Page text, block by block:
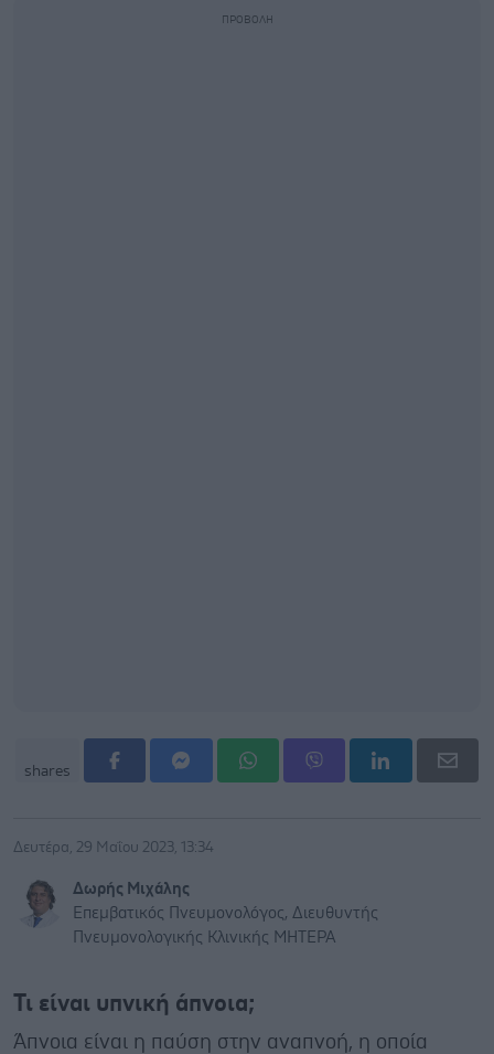
shares
Δευτέρα, 29 Μαΐου 2023, 13:34
Δωρής Μιχάλης
Επεμβατικός Πνευμονολόγος, Διευθυντής
Πνευμονολογικής Κλινικής ΜΗΤΕΡΑ
Τι είναι υπνική άπνοια;
Άπνοια είναι η παύση στην αναπνοή, η οποία